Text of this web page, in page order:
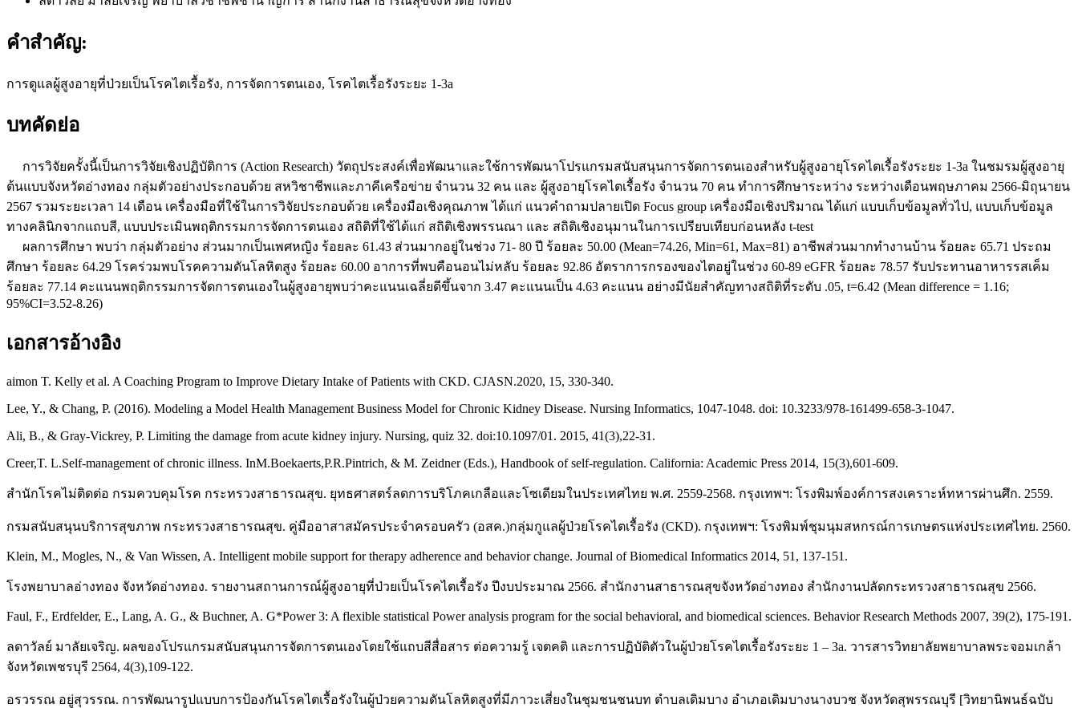
คำสำคัญ:
การดูแลผู้สูงอายุที่ป่วยเป็นโรคไตเรื้อรัง, การจัดการตนเอง, โรคไตเรื้อรังระยะ 1-3a
บทคัดย่อ
การวิจัยครั้งนี้เป็นการวิจัยเชิงปฏิบัติการ (Action Research) วัตถุประสงค์เพื่อพัฒนาและใช้การพัฒนาโปรแกรมสนับสนุนการจัดการตนเองสำหรับผู้สูงอายุโรคไตเรื้อรังระยะ 1-3a ในชมรมผู้สูงอายุ
ต้นแบบจังหวัดอ่างทอง กลุ่มตัวอย่างประกอบด้วย สหวิชาชีพและภาคีเครือข่าย จำนวน 32 คน และ ผู้สูงอายุโรคไตเรื้อรัง จำนวน 70 คน ทำการศึกษาระหว่าง ระหว่างเดือนพฤษภาคม 2566-มิถุนายน
2567 รวมระยะเวลา 14 เดือน เครื่องมือที่ใช้ในการวิจัยประกอบด้วย เครื่องมือเชิงคุณภาพ ได้แก่ แนวคำถามปลายเปิด Focus group เครื่องมือเชิงปริมาณ ได้แก่ แบบเก็บข้อมูลทั่วไป, แบบเก็บข้อมูล
ทางคลินิกจากแถบสี, แบบประเมินพฤติกรรมการจัดการตนเอง สถิติที่ใช้ได้แก่ สถิติเชิงพรรนณา และ สถิติเชิงอนุมานในการเปรียบเทียบก่อนหลัง t-test
ผลการศึกษา พบว่า กลุ่มตัวอย่าง ส่วนมากเป็นเพศหญิง ร้อยละ 61.43 ส่วนมากอยู่ในช่วง 71- 80 ปี ร้อยละ 50.00 (Mean=74.26, Min=61, Max=81) อาชีพส่วนมากทำงานบ้าน ร้อยละ 65.71 ประถม
ศึกษา ร้อยละ 64.29 โรคร่วมพบโรคความดันโลหิตสูง ร้อยละ 60.00 อาการที่พบคือนอนไม่หลับ ร้อยละ 92.86 อัตราการกรองของไตอยู่ในช่วง 60-89 eGFR ร้อยละ 78.57 รับประทานอาหารรสเค็ม
ร้อยละ 77.14 คะแนนพฤติกรรมการจัดการตนเองในผู้สูงอายุพบว่าคะแนนเฉลี่ยดีขึ้นจาก 3.47 คะแนนเป็น 4.63 คะแนน อย่างมีนัยสำคัญทางสถิติที่ระดับ .05, t=6.42 (Mean difference = 1.16;
95%CI=3.52-8.26)
เอกสารอ้างอิง
aimon T. Kelly et al. A Coaching Program to Improve Dietary Intake of Patients with CKD. CJASN.2020, 15, 330-340.
Lee, Y., & Chang, P. (2016). Modeling a Model Health Management Business Model for Chronic Kidney Disease. Nursing Informatics, 1047-1048. doi: 10.3233/978-161499-658-3-1047.
Ali, B., & Gray-Vickrey, P. Limiting the damage from acute kidney injury. Nursing, quiz 32. doi:10.1097/01. 2015, 41(3),22-31.
Creer,T. L.Self-management of chronic illness. InM.Boekaerts,P.R.Pintrich, & M. Zeidner (Eds.), Handbook of self-regulation. California: Academic Press 2014, 15(3),601-609.
สำนักโรคไม่ติดต่อ กรมควบคุมโรค กระทรวงสาธารณสุข. ยุทธศาสตร์ลดการบริโภคเกลือและโซเดียมในประเทศไทย พ.ศ. 2559-2568. กรุงเทพฯ: โรงพิมพ์องค์การสงเคราะห์ทหารผ่านศึก. 2559.
กรมสนับสนุนบริการสุขภาพ กระทรวงสาธารณสุข. คู่มืออาสาสมัครประจำครอบครัว (อสค.)กลุ่มกูแลผู้ป่วยโรคไตเรื้อรัง (CKD). กรุงเทพฯ: โรงพิมพ์ชุมนุมสหกรณ์การเกษตรแห่งประเทศไทย. 2560.
Klein, M., Mogles, N., & Van Wissen, A. Intelligent mobile support for therapy adherence and behavior change. Journal of Biomedical Informatics 2014, 51, 137-151.
โรงพยาบาลอ่างทอง จังหวัดอ่างทอง. รายงานสถานการณ์ผู้สูงอายุที่ป่วยเป็นโรคไตเรื้อรัง ปีงบประมาณ 2566. สำนักงานสาธารณสุขจังหวัดอ่างทอง สำนักงานปลัดกระทรวงสาธารณสุข 2566.
Faul, F., Erdfelder, E., Lang, A. G., & Buchner, A. G*Power 3: A flexible statistical Power analysis program for the social behavioral, and biomedical sciences. Behavior Research Methods 2007, 39(2), 175-191.
ลดาวัลย์ มาลัยเจริญ. ผลของโปรแกรมสนับสนุนการจัดการตนเองโดยใช้แถบสีสื่อสาร ต่อความรู้ เจตคติ และการปฏิบัติตัวในผู้ป่วยโรคไตเรื้อรังระยะ 1 – 3a. วารสารวิทยาลัยพยาบาลพระจอมเกล้า
จังหวัดเพชรบุรี 2564, 4(3),109-122.
อรวรรณ อยู่สุวรรณ. การพัฒนารูปแบบการป้องกันโรคไตเรื้อรังในผู้ป่วยความดันโลหิตสูงที่มีภาวะเสี่ยงในชุมชนชนบท ตำบลเดิมบาง อำเภอเดิมบางนางบวช จังหวัดสุพรรณบุรี [วิทยานิพนธ์ฉบับ